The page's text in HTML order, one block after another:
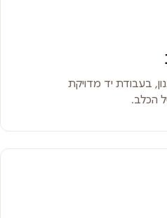
בעבודת יד מדויקת
הכלב.